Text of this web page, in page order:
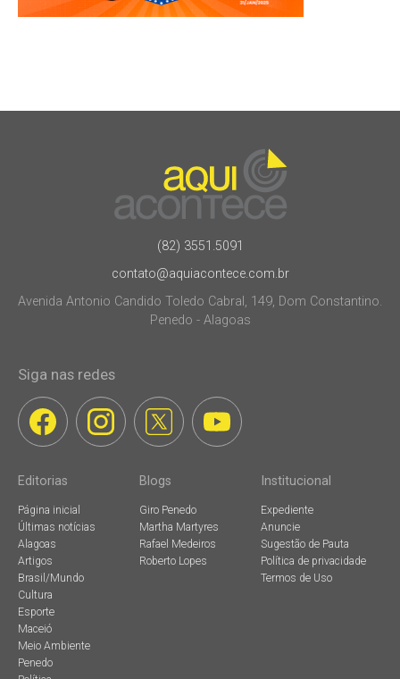
(82) 3551.5091
contato@aquiacontece.com.br
Avenida Antonio Candido Toledo Cabral, 149, Dom Constantino.
Penedo - Alagoas
Siga nas redes
Editorias
Página inicial
Últimas notícias
Alagoas
Artigos
Brasil/Mundo
Cultura
Esporte
Maceió
Meio Ambiente
Penedo
Blogs
Giro Penedo
Martha Martyres
Rafael Medeiros
Roberto Lopes
Institucional
Expediente
Anuncie
Sugestão de Pauta
Política de privacidade
Termos de Uso